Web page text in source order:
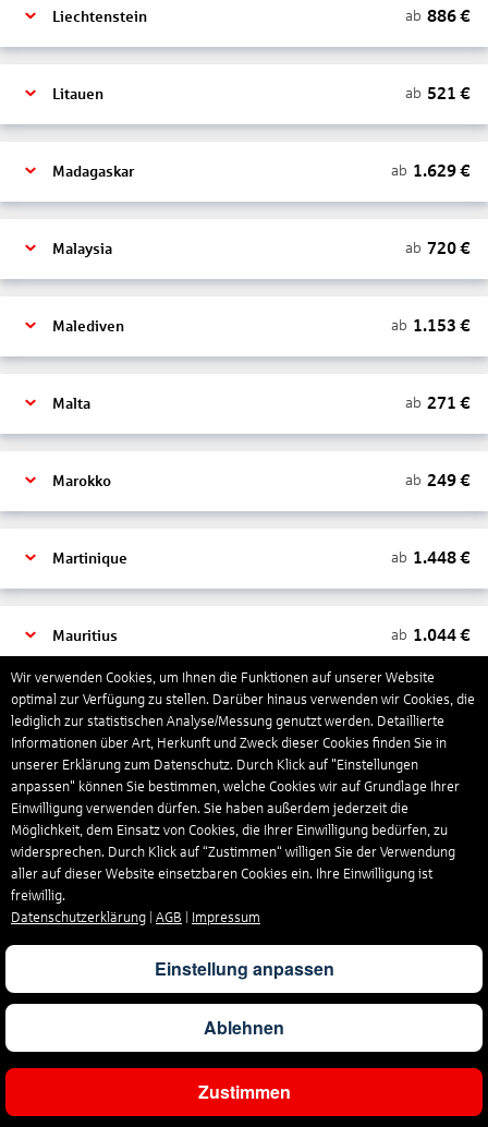
Ergebnisse filtern
Liechtenstein ab 886€
Litauen ab 521 €
Madagaskar ab 1.629€
Malaysia ab 720€
Malediven ab 1.153 €
Malta ab 271 €
Marokko ab 249€
Martinique ab 1.448€
Mauritius ab 1.044€
Mexiko ab 822
Moldavien ab 423€
Monaco ab 863
Montenegro ab 247€
Wir verwenden Cookies, um Ihnen die Funktionen auf unserer Website
optimal zur Verfügung zu stellen. Darüber hinaus verwenden wir Cookies, die
lediglich zur statistischen Analyse/Messung genutzt werden. Detaillierte
Informationen über Art, Herkunft und Zweck dieser Cookies finden Sie in
unserer Erklärung zum Datenschutz. Durch Klick auf "Einstellungen
anpassen" können Sie bestimmen, welche Cookies wir auf Grundlage Ihrer
Einwilligung verwenden dürfen. Sie haben außerdem jederzeit die
Möglichkeit, dem Einsatz von Cookies, die Ihrer Einwilligung bedürfen, zu
widersprechen. Durch Klick auf “Zustimmen“ willigen Sie der Verwendung
aller auf dieser Website einsetzbaren Cookies ein. Ihre Einwilligung ist
freiwillig.
Datenschutzerklärung
AGB Impressum
Einstellung anpassen
Ablehnen
Zustimmen